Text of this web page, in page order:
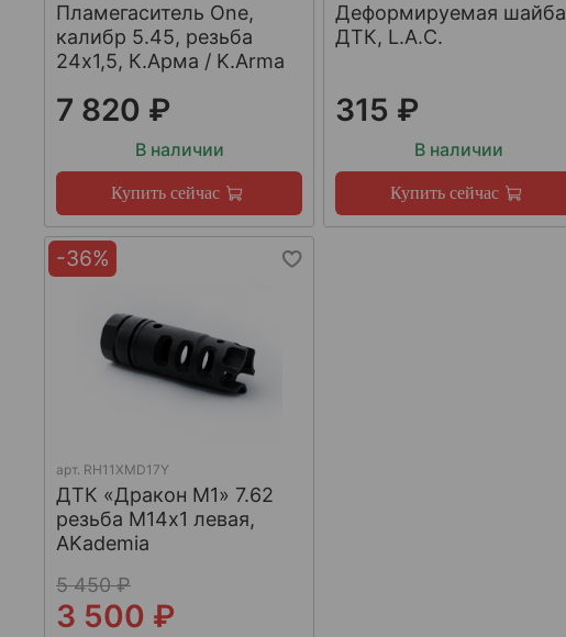
Пламегаситель One,
калибр 5.45, резьба
24х1,5, К.Арма / K.Arma
7 820 ₽
В наличии
Купить сейчас
Деформируемая шайба
ДТК, L.A.C.
315 ₽
В наличии
Купить сейчас
-36%
арт. RH11XMD17Y
ДТК «Дракон М1» 7.62
резьба М14х1 левая,
AKademia
5 450 ₽
3 500 ₽